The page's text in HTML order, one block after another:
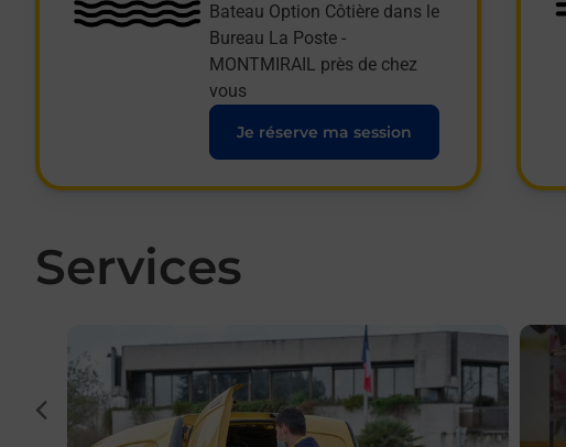
Bateau Option Côtière dans le
Bureau La Poste -
MONTMIRAIL près de chez
vous
Je réserve ma session
Services
La
En